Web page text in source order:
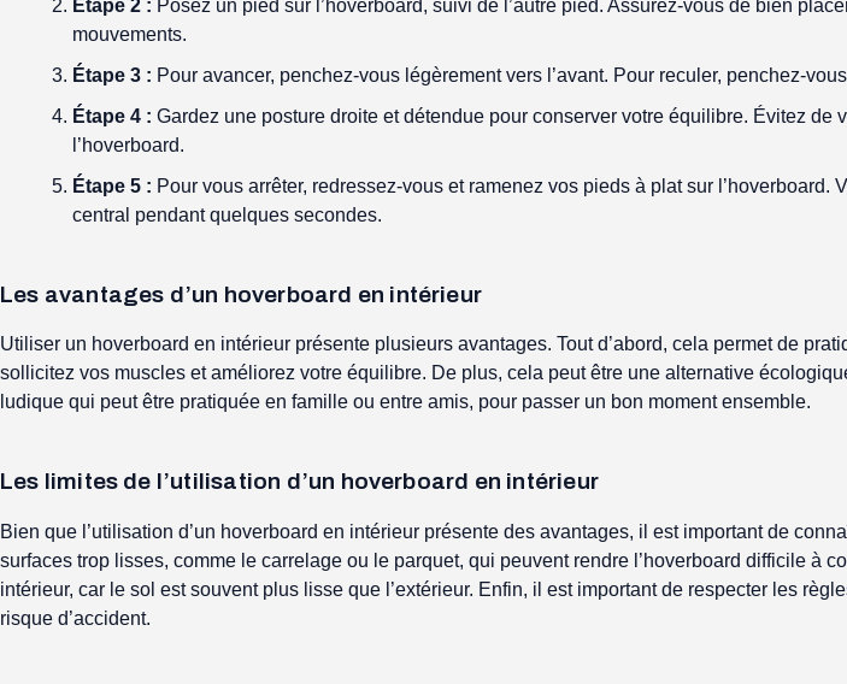
Étape 2 : Posez un pied sur l’hoverboard, suivi de l’autre pied. Assurez-vous de bien
mouvements.
Étape 3 : Pour avancer, penchez-vous légèrement vers l’avant. Pour reculer, penchez-
Étape 4 : Gardez une posture droite et détendue pour conserver votre équilibre. Évitez
l’hoverboard.
Étape 5 : Pour vous arrêter, redressez-vous et ramenez vos pieds à plat sur
central pendant quelques secondes.
Les avantages d’un hoverboard en intérieur
Utiliser un hoverboard en intérieur présente plusieurs avantages. Tout d’abord, cela permet de
sollicitez vos muscles et améliorez votre équilibre. De plus, cela peut être une alternative
ludique qui peut être pratiquée en famille ou entre amis, pour passer un bon moment ensemble.
Les limites de l’utilisation d’un hoverboard en intérieur
Bien que l’utilisation d’un hoverboard en intérieur présente des avantages, il est important de
surfaces trop lisses, comme le carrelage ou le parquet, qui peuvent rendre l’hoverboard difficile à
intérieur, car le sol est souvent plus lisse que l’extérieur. Enfin, il est important de respecter les
risque d’accident.